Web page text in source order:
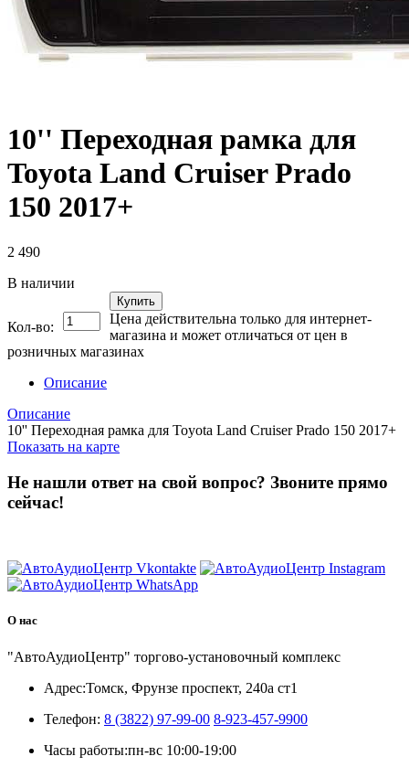
10'' Переходная рамка для
Toyota Land Cruiser Prado
150 2017+
2 490
В наличии
Кол-во:
Купить
Цена действительна только для интернет-
магазина и может отличаться от цен в
розничных магазинах
Описание
Описание
10'' Переходная рамка для Toyota Land Cruiser Prado 150 2017+
Показать на карте
Не нашли ответ на свой вопрос? Звоните прямо
сейчас!
О нас
"АвтоАудиоЦентр" торгово-установочный комплекс
Адрес:Томск, Фрунзе проспект, 240а ст1
Телефон: 8 (3822) 97-99-00 8-923-457-9900
Часы работы:пн-вс 10:00-19:00